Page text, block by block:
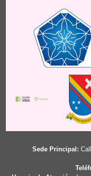
Sede Principal: